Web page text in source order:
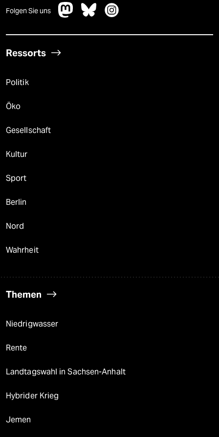
Folgen Sie uns
Ressorts
Politik
Öko
Gesellschaft
Kultur
Sport
Berlin
Nord
Wahrheit
Themen
Niedrigwasser
Rente
Landtagswahl in Sachsen-Anhalt
Hybrider Krieg
Jemen